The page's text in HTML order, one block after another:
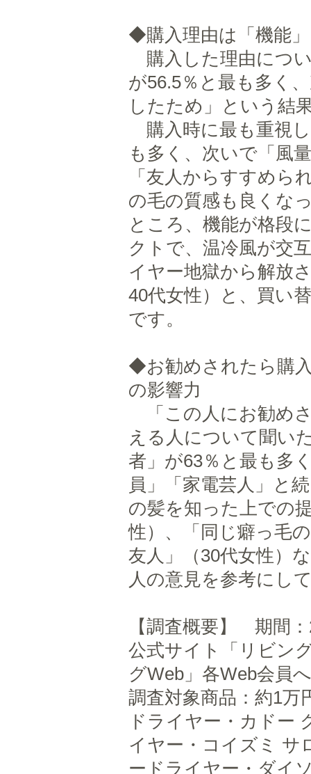
◆購入理由は「機能
購入した理由につ
が56.5％と最も多く
したため」という結
購入時に最も重視
も多く、次いで「風
「友人からすすめら
の毛の質感も良くな
ところ、機能が格段
クトで、温冷風が交
イヤー地獄から解放
40代女性）と、買い
です。
◆お勧めされたら購
の影響力
「この人にお勧め
える人について聞い
者」が63％と最も多
員」「家電芸人」と
の髪を知った上での
性）、「同じ癖っ毛
友人」（30代女性）
人の意見を参考にし
【調査概要】 期間
公式サイト「リビン
グWeb」各Web会員
調査対象商品：約1
ドライヤー・カドー
イヤー・コイズミ サ
ードライヤー・ダイ